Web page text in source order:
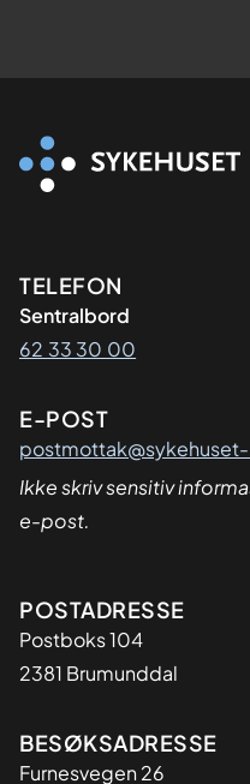
TELEFON
Sentralbord
62 33 30 00
E-POST
Ikke skriv sensitiv
e-post.
Adresse
POSTADRESSE
Postboks 104
2381 Brumunddal
BESØKSADRESSE
Furnesvegen 26